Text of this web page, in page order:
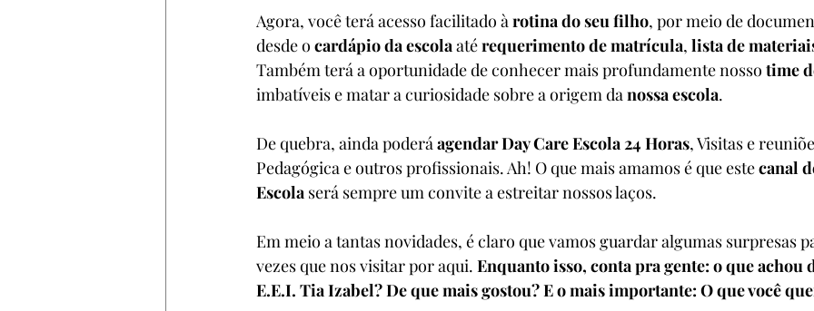
Agora, você terá acesso facilitado à rotina do seu filho, por meio de
desde o cardápio da escola até requerimento de matrícula, lista de
Também terá a oportunidade de conhecer mais profundamente nosso time
imbatíveis e matar a curiosidade sobre a origem da nossa escola.
De quebra, ainda poderá agendar Day Care Escola 24 Horas, Visitas e
Pedagógica e outros profissionais. Ah! O que mais amamos é que este canal
Escola será sempre um convite a estreitar nossos laços.
Em meio a tantas novidades, é claro que vamos guardar algumas surpresas
vezes que nos visitar por aqui. Enquanto isso, conta pra gente: o que achou
E.E.I. Tia Izabel? De que mais gostou? E o mais importante: O que você